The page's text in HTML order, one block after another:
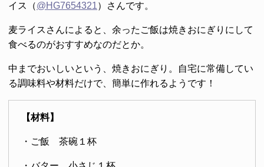
イス（@HG7654321）さんです。
麦ライスさんによると、余ったご飯は焼きおにぎりにして
食べるのがおすすめなのだとか。
中までおいしいという、焼きおにぎり。自宅に常備してい
る調味料や材料だけで、簡単に作れるようです！
【材料】
・ご飯 茶碗１杯